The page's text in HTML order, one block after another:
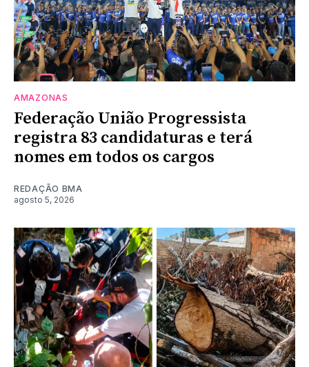
AMAZONAS
Federação União Progressista
registra 83 candidaturas e terá
nomes em todos os cargos
REDAÇÃO BMA
agosto 5, 2026